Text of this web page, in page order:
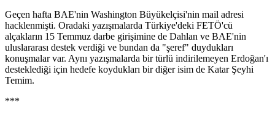
Geçen hafta BAE'nin Washington Büyükelçisi'nin mail adresi
hacklenmişti. Oradaki yazışmalarda Türkiye'deki FETÖ'cü
alçakların 15 Temmuz darbe girişimine de Dahlan ve BAE'nin
uluslararası destek verdiği ve bundan da "şeref" duydukları
konuşmalar var. Aynı yazışmalarda bir türlü indirilemeyen Erdoğan'ı
desteklediği için hedefe koydukları bir diğer isim de Katar Şeyhi
Temim.
***